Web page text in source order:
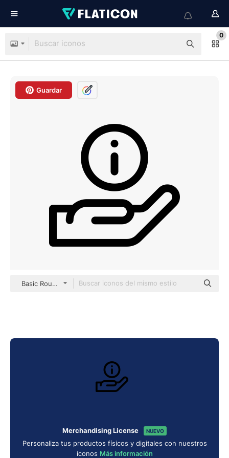
0
Guardar
Basic Rounded Lineal
Merchandising License NUEVO
Personaliza tus productos físicos y digitales con nuestros
iconos Más información